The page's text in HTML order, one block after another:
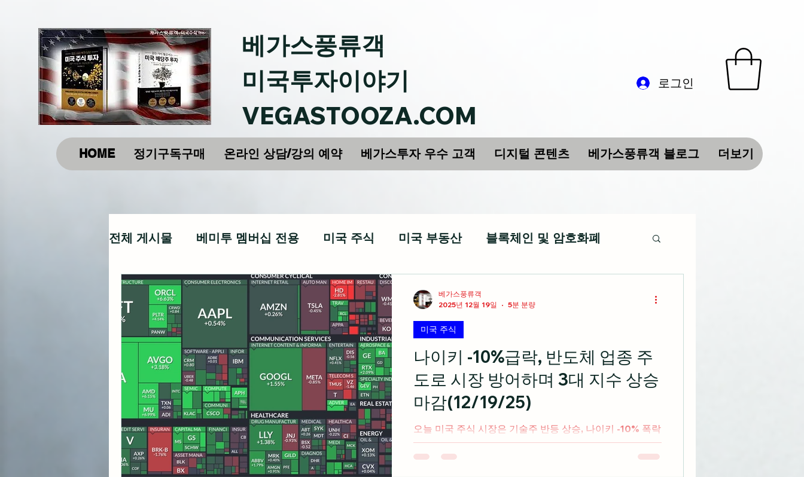
베가스풍류객
미국투자이야기
VEGASTOOZA.COM
로그인
HOME 정기구독구매 온라인 상담/강의 예약 베가스투자 우수 고객 디지털 콘텐츠 베가스풍류객 블로그 더보기
전체 게시물 베미투 멤버십 전용 미국 주식 미국 부동산 블록체인 및 암호화폐
각종 자산 투자 미국 경제 지표 미국 주식 입문
초간단 요리 레시피 미국 여행 정보 전업투자자의 혼잣말
나이키 -10%급락, 반도체 업종 주
도로 시장 방어하며 3대 지수 상승
마감(12/19/25)
오늘 미국 주식 시장은 기술주 반등 상승, 나이키 -10% 폭락
에도 시장 방어 성공하며 3대 지수 상승 마감 출처:
cnbc.com 미국 주식 시황 RBC 웰스 매니지먼트 선임 포트
미국 주식
베가스풍류객
2025년 12월 19일
5분 분량